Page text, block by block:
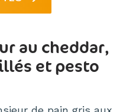
au cheddar,
et pesto